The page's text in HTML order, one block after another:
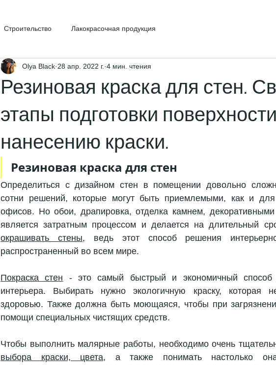
Строительство Лакокрасочная продукция
Резиновая краска для стен.
этапы подготовки
нанесению краски.
Olya Black 28 апр. 2022 г. 4 мин. чтения
Резиновая краска для стен
Определиться с дизайном стен в помещении довольно
сотни решений, которые могут быть приемлемыми, как и
офисов. Но обои, драпировка, отделка камнем,
является затратным процессом и делается на длительный
окрашивать стены, ведь этот способ решения
распространенный во всем мире.
Покраска стен - это самый быстрый и экономичный способ
интерьера. Выбирать нужно экологичную краску, которая
здоровью. Также должна быть моющаяся, чтобы при
помощи специальных чистящих средств.
выбора краски, цвета, а также понимать настолько